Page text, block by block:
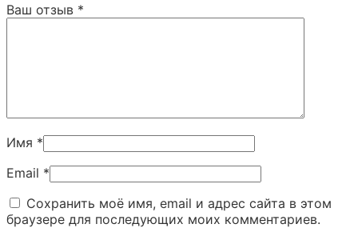
Ваш отзыв *
Имя *
Email *
Сохранить моё имя, email и адрес сайта в этом
браузере для последующих моих комментариев.